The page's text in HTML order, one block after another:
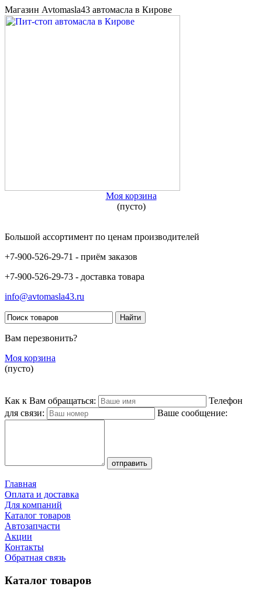
Магазин Avtomasla43 автомасла в Кирове
Моя корзина
(пусто)
Большой ассортимент по ценам производителей
+7-900-526-29-71 - приём заказов
+7-900-526-29-73 - доставка товара
info@avtomasla43.ru
Вам перезвонить?
Моя корзина
(пусто)
Как к Вам обращаться:
Телефон
для связи:
Ваше сообщение:
Главная
Оплата и доставка
Для компаний
Каталог товаров
Автозапчасти
Акции
Контакты
Обратная связь
Каталог товаров